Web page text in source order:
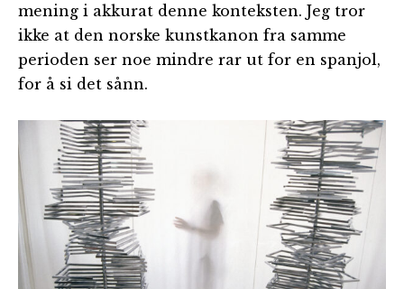
mening i akkurat denne konteksten. Jeg tror
ikke at den norske kunstkanon fra samme
perioden ser noe mindre rar ut for en spanjol,
for å si det sånn.